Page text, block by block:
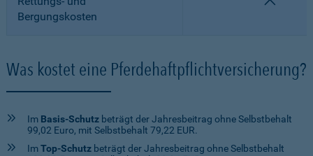
Bergungskosten
Was kostet eine Pferdehaftpflichtversicherung?
Im Basis-Schutz beträgt der Jahresbeitrag ohne Selbstbehalt
99,02 Euro, mit Selbstbehalt 79,22 EUR.
ImTop-Schutz beträgt der Jahresbeitrag ohne Selbstbehalt